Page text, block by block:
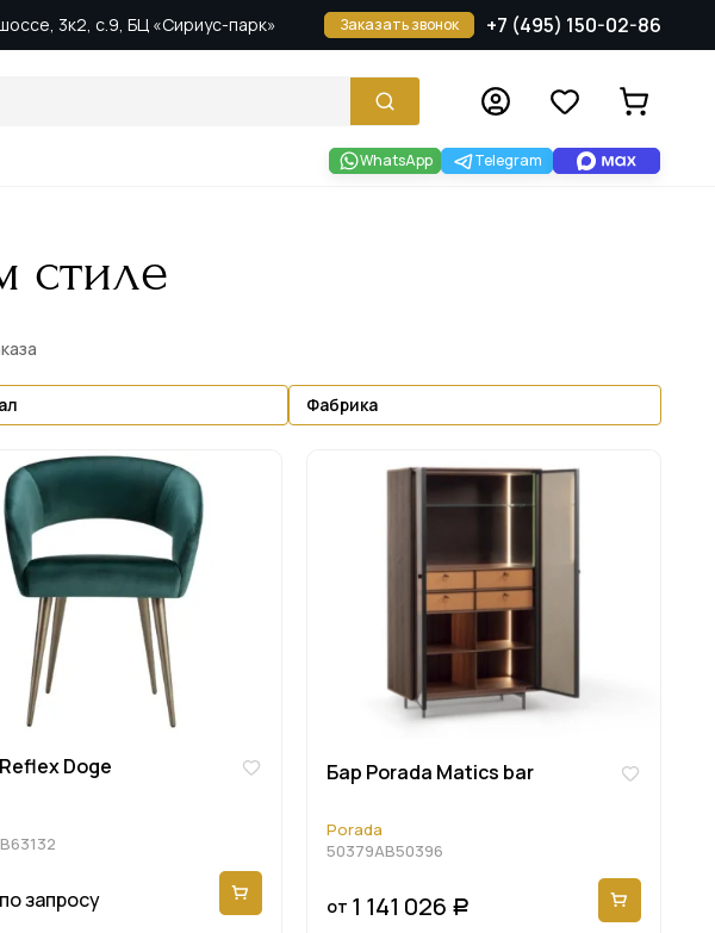
3к2, с.9, БЦ «Сириус-парк» Заказать звонок +7 (495) 150-02-86
WhatsApp Telegram
стиле
Фабрика
Doge
запросу
Бaр Porada Matics bar
Porada
50379AB50396
от 1 141 026 Р